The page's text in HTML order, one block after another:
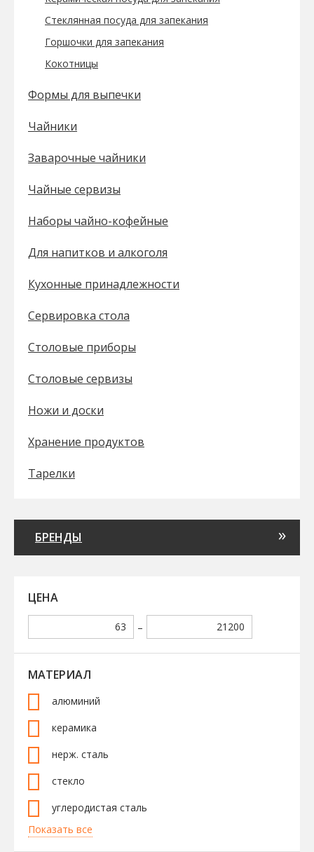
Стеклянная посуда для запекания
Горшочки для запекания
Кокотницы
Формы для выпечки
Чайники
Заварочные чайники
Чайные сервизы
Наборы чайно-кофейные
Для напитков и алкоголя
Кухонные принадлежности
Сервировка стола
Столовые приборы
Столовые сервизы
Ножи и доски
Хранение продуктов
Тарелки
БРЕНДЫ
ЦЕНА
–
МАТЕРИАЛ
алюминий
керамика
нерж. сталь
стекло
углеродистая сталь
Показать все